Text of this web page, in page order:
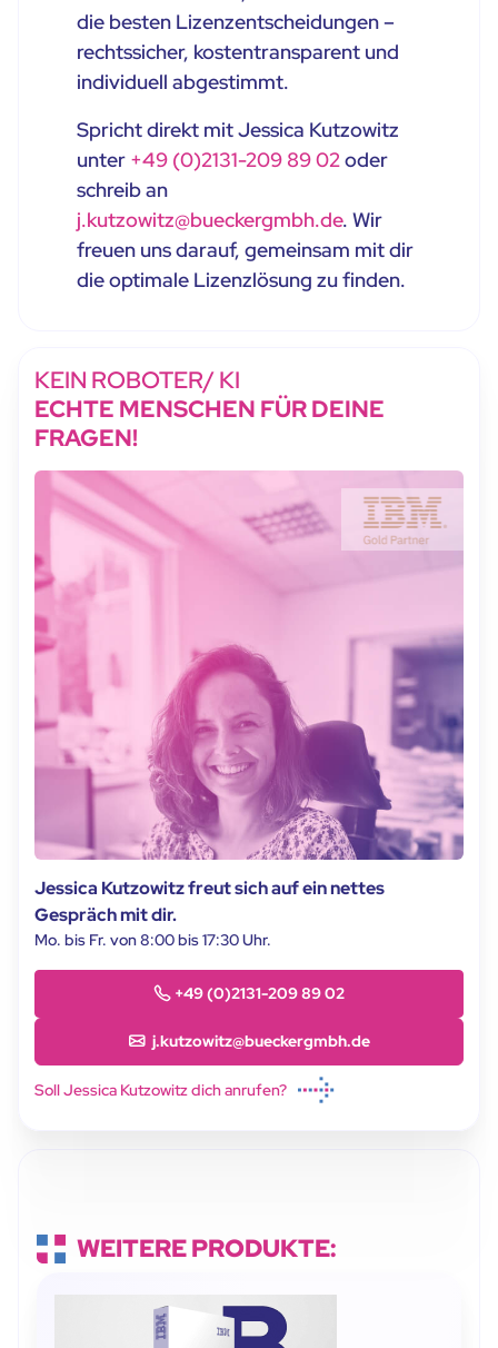
die besten Lizenzentscheidungen –
rechtssicher, kostentransparent und
individuell abgestimmt.
Spricht direkt mit Jessica Kutzowitz
unter +49 (0)2131-209 89 02oder
schreib an
j.kutzowitz@bueckergmbh.de. Wir
freuen uns darauf, gemeinsam mit dir
die optimale Lizenzlösung zu finden.
KEIN ROBOTER/ KI
ECHTE MENSCHEN FÜR DEINE
FRAGEN!
Jessica Kutzowitz freut sich auf ein nettes
Gespräch mit dir.
Mo. bis Fr. von 8:00 bis 17:30 Uhr.
+49 (0)2131-209 89 02
j.kutzowitz@bueckergmbh.de
Soll Jessica Kutzowitz dich anrufen?
WEITERE PRODUKTE: